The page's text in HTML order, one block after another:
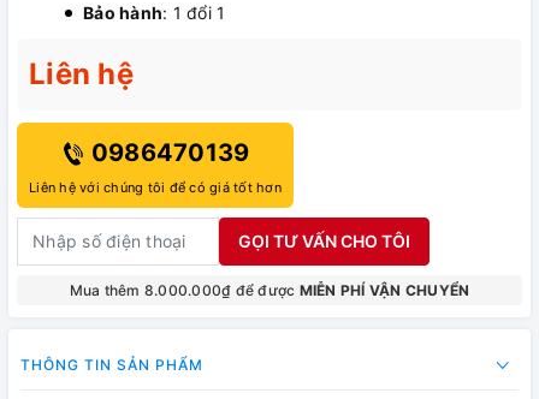
Bảo hành: 1 đổi 1
Liên hệ
0986470139
Liên hệ với chúng tôi để có giá tốt hơn
GỌI TƯ VẤN CHO TÔI
Mua thêm 8.000.000₫ để được MIỄN PHÍ VẬN CHUYỂN
THÔNG TIN SẢN PHẨM